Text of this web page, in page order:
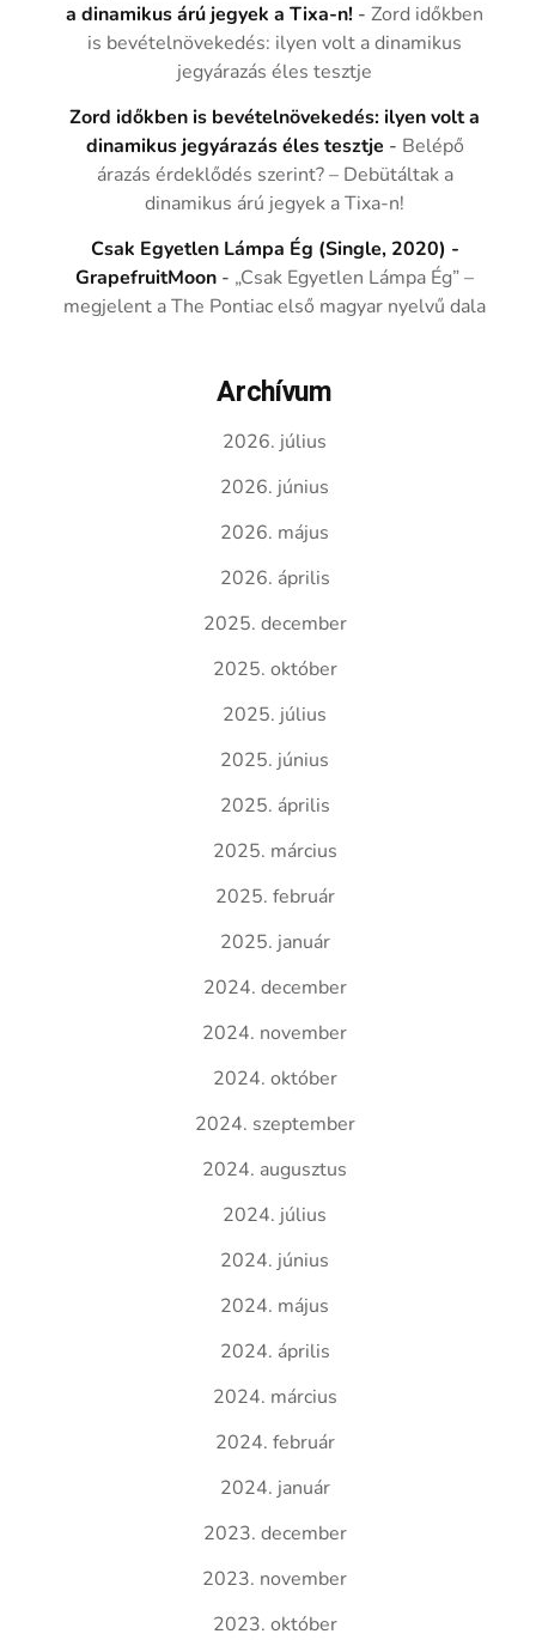
a dinamikus árú jegyek a Tixa-n! -Zord időkben
is bevételnövekedés: ilyen volt a dinamikus
jegyárazás éles tesztje
Zord időkben is bevételnövekedés: ilyen volt a
dinamikus jegyárazás éles tesztje - Belépő
árazás érdeklődés szerint? – Debütáltak a
dinamikus árú jegyek a Tixa-n!
Csak Egyetlen Lámpa Ég (Single, 2020) -
GrapefruitMoon - „Csak Egyetlen Lámpa Ég” –
megjelent a The Pontiac első magyar nyelvű dala
Archívum
2026. július
2026. június
2026. május
2026. április
2025. december
2025. október
2025. július
2025. június
2025. április
2025. március
2025. február
2025. január
2024. december
2024. november
2024. október
2024. szeptember
2024. augusztus
2024. július
2024. június
2024. május
2024. április
2024. március
2024. február
2024. január
2023. december
2023. november
2023. október